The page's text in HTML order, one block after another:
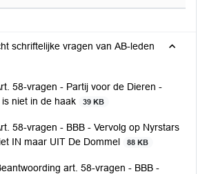
schriftelijke vragen van AB-leden
58-vragen - Partij voor de Dieren -
niet in de haak
39 KB
58-vragen - BBB - Vervolg op Nyrstars
IN maar UIT De Dommel
88 KB
art. 58-vragen - BBB -